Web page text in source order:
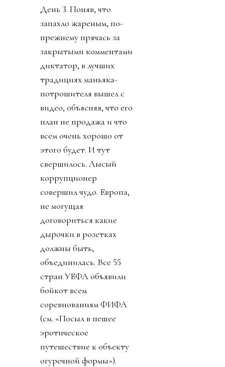
День 3. Поняв, что
запахло жареным, по-
прежнему прячась за
закрытыми комментами
диктатор, в лучших
традициях маньяка-
потрошителя вышел с
видео, объясняя, что его
план не продажа и что
всем очень хорошо от
этого будет. И тут
свершилось. Лысый
коррупционер
совершил чудо. Европа,
не могущая
договориться какие
дырочки в розетках
должны быть,
объединилась. Все 55
стран УЕФА объявили
бойкот всем
соревнованиям ФИФА
(см. «Посыл в пешее
эротическое
путешествие к объекту
огуречной формы»).